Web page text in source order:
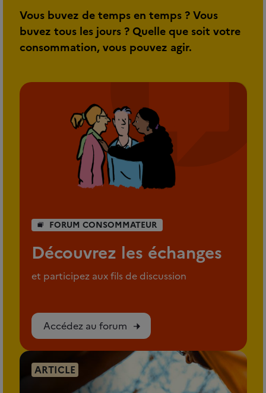
Vous buvez de temps en temps ? Vous
buvez tous les jours ? Quelle que soit votre
consommation, vous pouvez agir.
FORUM CONSOMMATEUR
Découvrez les échanges
et participez aux fils de discussion
Accédez au forum
ARTICLE